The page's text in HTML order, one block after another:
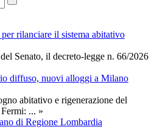
rilanciare il sistema abitativo
Senato, il decreto-legge n. 66/2026
diffuso, nuovi alloggi a Milano
abitativo e rigenerazione del
... »
di Regione Lombardia